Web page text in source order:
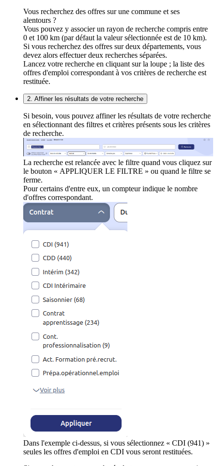
Vous recherchez des offres sur une commune et ses
alentours ?
Vous pouvez y associer un rayon de recherche compris entre
0 et 100 km (par défaut la valeur sélectionnée est de 10 km).
Si vous recherchez des offres sur deux départements, vous
devez alors effectuer deux recherches séparées.
Lancez votre recherche en cliquant sur la loupe ; la liste des
offres d'emploi correspondant à vos critères de recherche est
restituée.
2. Affiner les résultats de votre recherche
Si besoin, vous pouvez affiner les résultats de votre recherche
en sélectionnant des filtres et critères présents sous les critères
de recherche.
La recherche est relancée avec le filtre quand vous cliquez sur
le bouton « APPLIQUER LE FILTRE » ou quand le filtre se
ferme.
Pour certains d'entre eux, un compteur indique le nombre
d'offres correspondant.
Dans l'exemple ci-dessus, si vous sélectionnez « CDI (941) »
seules les offres d'emploi en CDI vous seront restituées.